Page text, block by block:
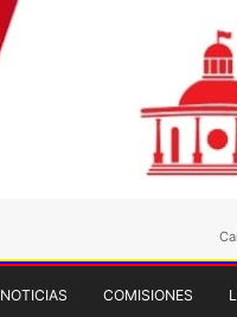
NOTICIAS COMISIONES